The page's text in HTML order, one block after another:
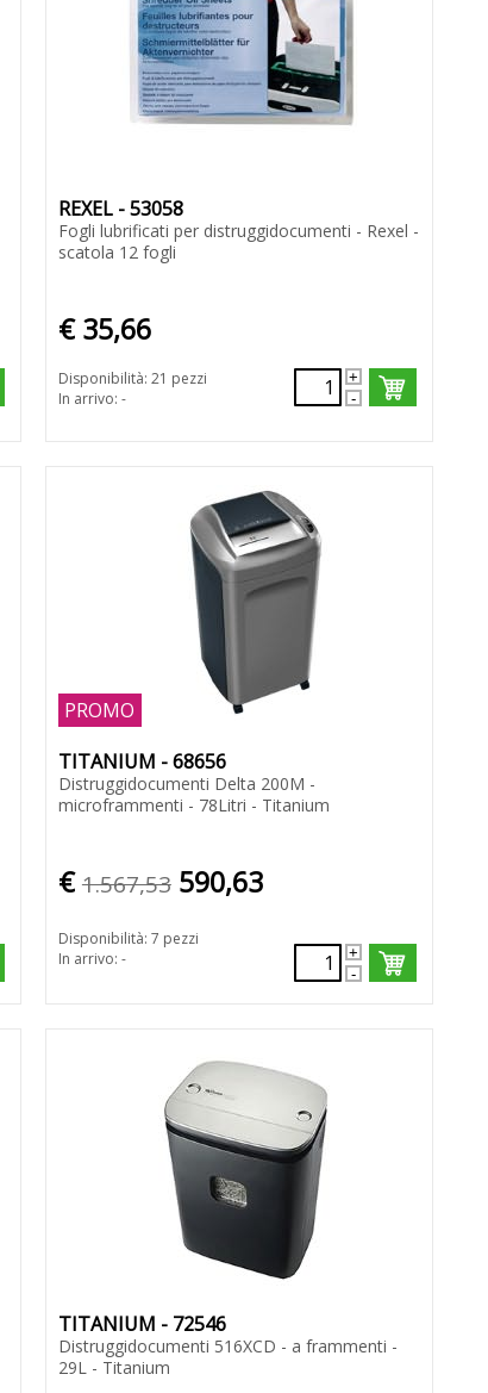
REXEL - 53058
Fogli lubrificati per distruggidocumenti - Rexel -
scatola 12 fogli
€ 35,66
Disponibilità: 21 pezzi
In arrivo: -
TITANIUM - 68656
Distruggidocumenti Delta 200M -
microframmenti - 78Litri - Titanium
€1.567,53590,63
PROMO
Disponibilità: 7 pezzi
In arrivo: -
TITANIUM - 72546
Distruggidocumenti 516XCD - a frammenti -
29L - Titanium